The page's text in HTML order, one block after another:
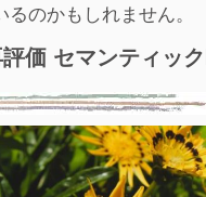
のかもしれません。
評価 セマンティッ